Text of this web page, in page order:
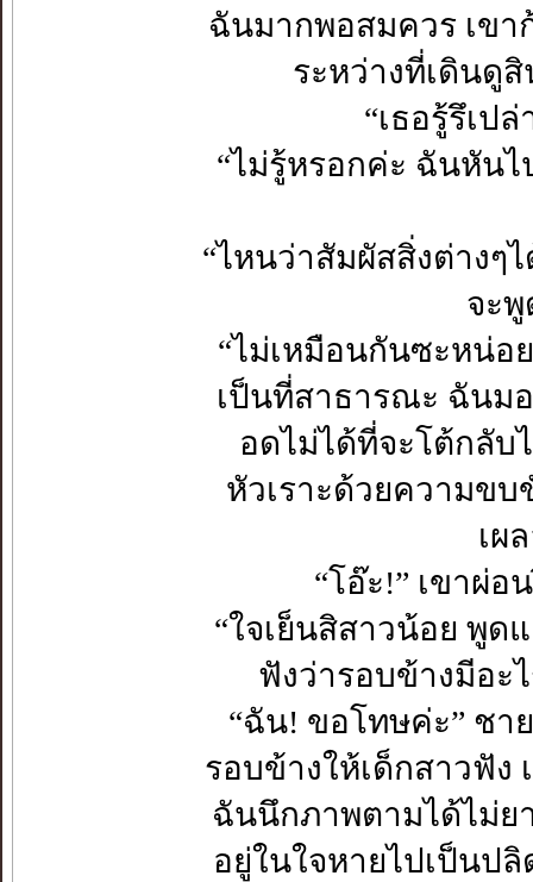
ฉันมากพอสมควร เขา
ระหว่างที่เดินดู
“เธอรู้รึเป
“ไม่รู้หรอกค่ะ ฉันหันไ
“ไหนว่าสัมผัสสิ่งต่างๆ
จะ
“ไม่เหมือนกันซะหน่อ
เป็นที่สาธารณะ ฉันม
อดไม่ได้ที่จะโต้กลับ
หัวเราะด้วยความข
เผ
“โอ๊ะ!” เขาผ่
“ใจเย็นสิสาวน้อย พูด
ฟังว่ารอบข้างมีอะ
“ฉัน! ขอโทษค่ะ” ชา
รอบข้างให้เด็กสาวฟัง
ฉันนึกภาพตามได้ไม่ย
อยู่ในใจหายไปเป็นป